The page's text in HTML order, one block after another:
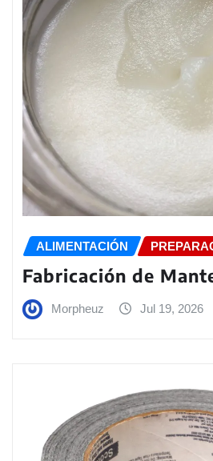
ALIMENTACIÓN
Fabricación de
Morpheuz Jul 19, 2026